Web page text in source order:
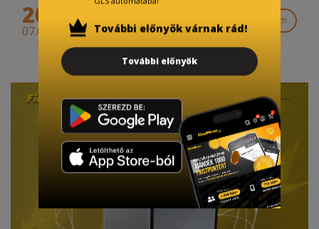
2026
07.01.
Elolvasom
További előnyök várnak rád!
További előnyök